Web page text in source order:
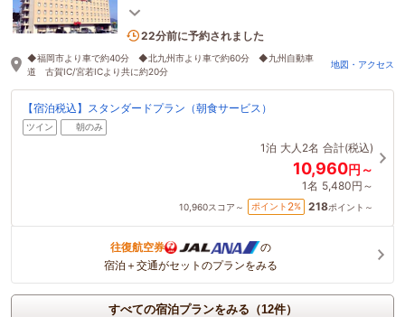
コーナー◆コンビニまで徒歩約5分
22分前に予約されました
◆福岡市より車で約40分 ◆北九州市より車で約60分 ◆九州自動車
道 古賀IC/宮若ICより共に約20分
地図・アクセス
【宿泊税込】スタンダードプラン（朝食サービス）
ツイン 朝のみ
1泊 大人2名 合計(税込)
10,960円～
1名 5,480円～
10,960スコア～ ポイント 2% 218ポイント～
往復航空券
の
宿泊＋交通がセットのプランをみる
すべての宿泊プランをみる（12件）